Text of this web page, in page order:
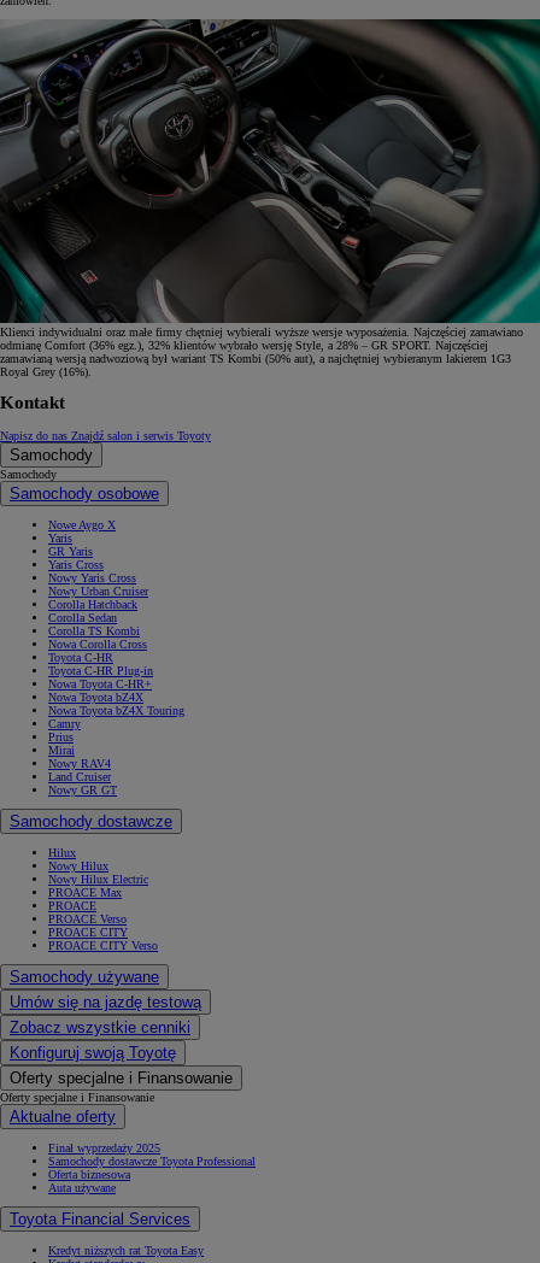
Klienci indywidualni oraz małe firmy chętniej wybierali wyższe wersje wyposażenia. Najczęściej zamawiano
odmianę Comfort (36% egz.), 32% klientów wybrało wersję Style, a 28% – GR SPORT. Najczęściej
zamawianą wersją nadwoziową był wariant TS Kombi (50% aut), a najchętniej wybieranym lakierem 1G3
Royal Grey (16%).
Kontakt
Napisz do nas Znajdź salon i serwis Toyoty
Samochody
Samochody
Samochody osobowe
Nowe Aygo X
Yaris
GR Yaris
Yaris Cross
Nowy Yaris Cross
Nowy Urban Cruiser
Corolla Hatchback
Corolla Sedan
Corolla TS Kombi
Nowa Corolla Cross
Toyota C-HR
Toyota C-HR Plug-in
Nowa Toyota C-HR+
Nowa Toyota bZ4X
Nowa Toyota bZ4X Touring
Camry
Prius
Mirai
Nowy RAV4
Land Cruiser
Nowy GR GT
Samochody dostawcze
Hilux
Nowy Hilux
Nowy Hilux Electric
PROACE Max
PROACE
PROACE Verso
PROACE CITY
PROACE CITY Verso
Samochody używane
Umów się na jazdę testową
Zobacz wszystkie cenniki
Konfiguruj swoją Toyotę
Oferty specjalne i Finansowanie
Oferty specjalne i Finansowanie
Aktualne oferty
Finał wyprzedaży 2025
Samochody dostawcze Toyota Professional
Oferta biznesowa
Auta używane
Toyota Financial Services
Kredyt niższych rat Toyota Easy